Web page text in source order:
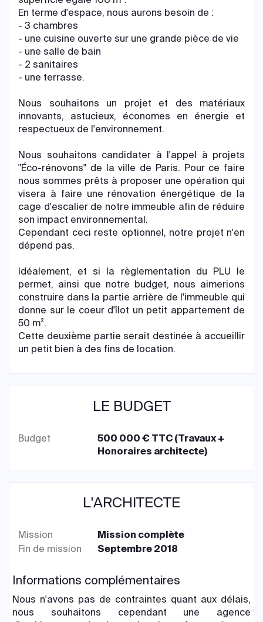
En terme d'espace, nous aurons besoin de :
- 3 chambres
- une cuisine ouverte sur une grande pièce de vie
- une salle de bain
- 2 sanitaires
- une terrasse.
Nous souhaitons un projet et des matériaux
innovants, astucieux, économes en énergie et
respectueux de l'environnement.
Nous souhaitons candidater à l'appel à projets
"Éco-rénovons" de la ville de Paris. Pour ce faire
nous sommes prêts à proposer une opération qui
visera à faire une rénovation énergétique de la
cage d'escalier de notre immeuble afin de réduire
son impact environnemental.
Cependant ceci reste optionnel, notre projet n'en
dépend pas.
Idéalement, et si la règlementation du PLU le
permet, ainsi que notre budget, nous aimerions
construire dans la partie arrière de l'immeuble qui
donne sur le coeur d'îlot un petit appartement de
50 m².
Cette deuxième partie serait destinée à accueillir
un petit bien à des fins de location.
LE BUDGET
Budget
500 000 € TTC (Travaux +
Honoraires architecte)
L'ARCHITECTE
Mission
Mission complète
Fin de mission
Septembre 2018
Informations complémentaires
Nous n'avons pas de contraintes quant aux délais,
nous souhaitons cependant une agence